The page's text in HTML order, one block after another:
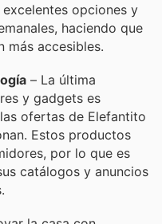
opciones y
haciendo que
más accesibles.
– La última
y gadgets es
ofertas de Elefantito
Estos productos
por lo que es
catálogos y anuncios